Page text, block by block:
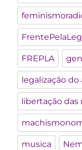
FREPLA
legalização
libertação
musica